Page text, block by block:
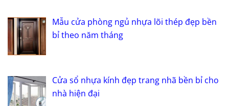
Mẫu cửa phòng ngủ nhựa lõi thép đẹp bền
bỉ theo năm tháng
Cửa sổ nhựa kính đẹp trang nhã bền bỉ cho
nhà hiện đại